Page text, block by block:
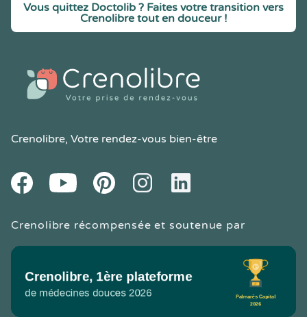
Vous quittez Doctolib ? Faites votre transition vers
Crenolibre tout en douceur !
Crenolibre, Votre rendez-vous bien-être
FacebookYoutube PinteresetInstagramLinkedIn
Crenolibre récompensée et soutenue par